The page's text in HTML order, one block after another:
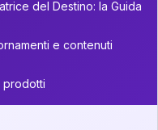
3
12
18
e
la definizione e
del Destino: la Guida
e contenuti
prodotti